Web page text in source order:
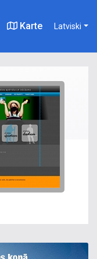
Karte Latviski